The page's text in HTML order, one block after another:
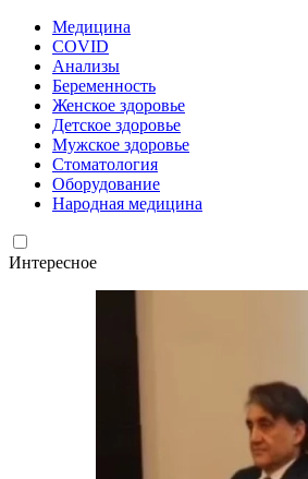
Медицина
COVID
Анализы
Беременность
Женское здоровье
Детское здоровье
Мужское здоровье
Стоматология
Оборудование
Народная медицина
Интересное